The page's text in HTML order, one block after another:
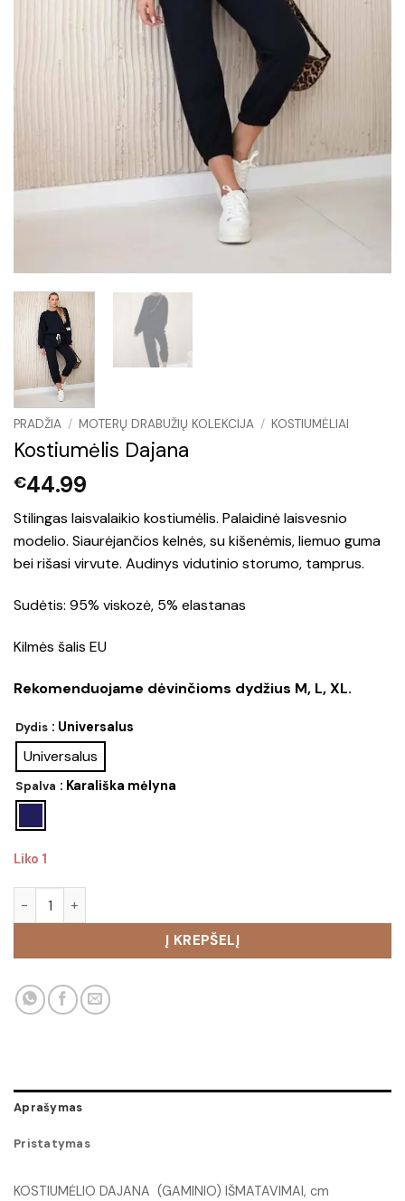
PRADŽIA / MOTERŲ DRABUŽIŲ KOLEKCIJA / KOSTIUMĖLIAI
Kostiumėlis Dajana
€44.99
Stilingas laisvalaikio kostiumėlis. Palaidinė laisvesnio
modelio. Siaurėjančios kelnės, su kišenėmis, liemuo guma
bei rišasi virvute. Audinys vidutinio storumo, tamprus.
Sudėtis: 95% viskozė, 5% elastanas
Kilmės šalis EU
Rekomenduojame dėvinčioms dydžius M, L, XL.
Dydis : Universalus
Universalus
Spalva : Karališka mėlyna
Liko 1
Į KREPŠELĮ
Aprašymas
Pristatymas
KOSTIUMĖLIO DAJANA (GAMINIO) IŠMATAVIMAI, cm